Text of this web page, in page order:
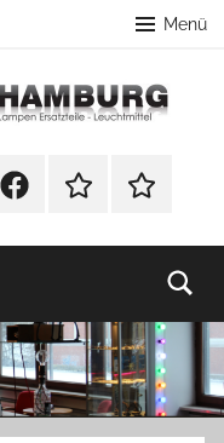
Menü
FacebookTikTok Webshop